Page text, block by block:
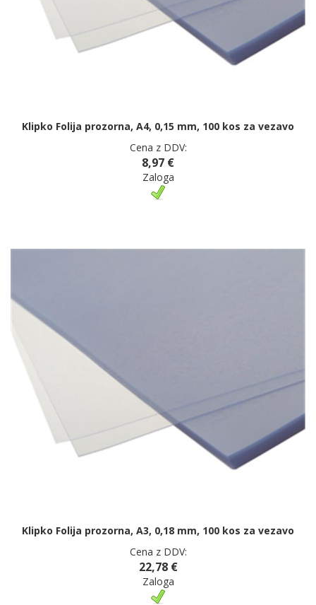
Klipko Folija prozorna, A4, 0,15 mm, 100 kos za vezavo
Cena z DDV:
8,97 €
Zaloga
Klipko Folija prozorna, A3, 0,18 mm, 100 kos za vezavo
Cena z DDV:
22,78 €
Zaloga